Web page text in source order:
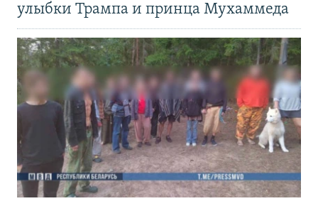
улыбки Трампа и принца Мухаммеда